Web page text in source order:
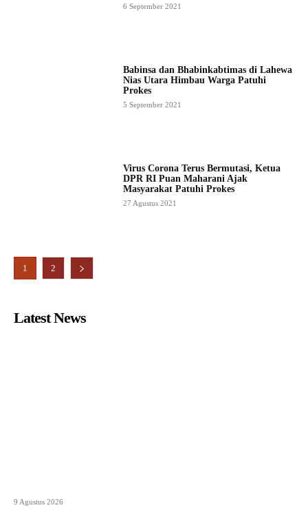
6 September 2021
Babinsa dan Bhabinkabtimas di Lahewa
Nias Utara Himbau Warga Patuhi
Prokes
5 September 2021
Virus Corona Terus Bermutasi, Ketua
DPR RI Puan Maharani Ajak
Masyarakat Patuhi Prokes
27 Agustus 2021
1 2
Latest News
9 Agustus 2026